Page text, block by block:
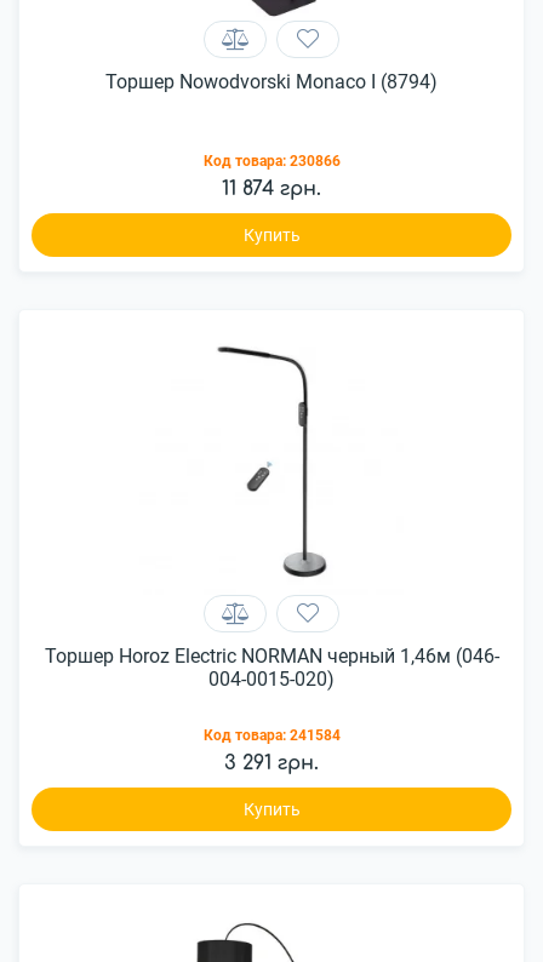
Торшер Nowodvorski Monaco I (8794)
Код товара: 230866
11 874 грн.
Купить
Торшер Horoz Electric NORMAN черный 1,46м (046-
004-0015-020)
Код товара: 241584
3 291 грн.
Купить